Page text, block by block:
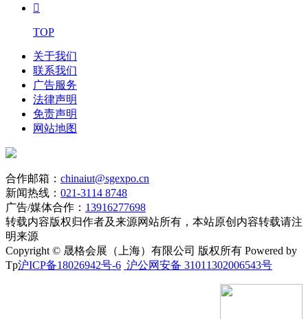

TOP
关于我们
联系我们
广告服务
法律声明
免责声明
网站地图
合作邮箱： chinaiut@sgexpo.cn
新闻热线： 021-3114 8748
广告/媒体合作： 13916277698
转载内容版权归作者及来源网站所有，本站原创内容转载请注
明来源
Copyright © 晟格会展（上海）有限公司 版权所有 Powered by
Tp沪ICP备18026942号-6 沪公网安备 31011302006543号